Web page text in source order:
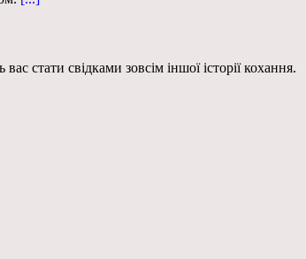
стати свідками зовсім іншої історії кохання.